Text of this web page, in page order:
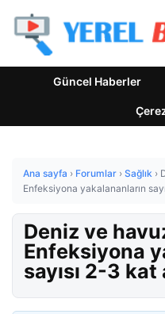
Güncel Haberler
Ana sayfa › Forumlar › Sağlık ›
Enfeksiyona yakalananların
Deniz ve
Enfeksiyona
sayısı 2-3 kat